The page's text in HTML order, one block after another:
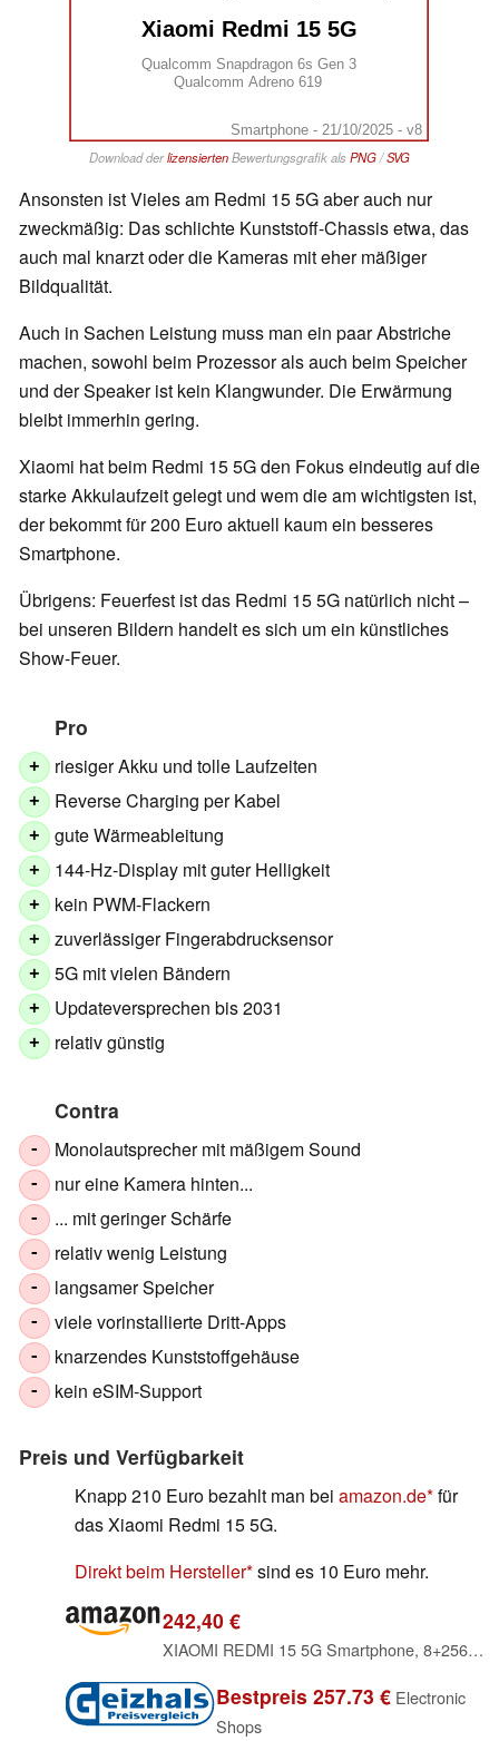
Xiaomi Redmi 15 5G
Qualcomm Snapdragon 6s Gen 3
Qualcomm Adreno 619
Smartphone - 21/10/2025 - v8
Download derlizensiertenBewertungsgrafik als PNG/SVG
Ansonsten ist Vieles am Redmi 15 5G aber auch nur
zweckmäßig: Das schlichte Kunststoff-Chassis etwa, das
auch mal knarzt oder die Kameras mit eher mäßiger
Bildqualität.
Auch in Sachen Leistung muss man ein paar Abstriche
machen, sowohl beim Prozessor als auch beim Speicher
und der Speaker ist kein Klangwunder. Die Erwärmung
bleibt immerhin gering.
Xiaomi hat beim Redmi 15 5G den Fokus eindeutig auf die
starke Akkulaufzeit gelegt und wem die am wichtigsten ist,
der bekommt für 200 Euro aktuell kaum ein besseres
Smartphone.
Übrigens: Feuerfest ist das Redmi 15 5G natürlich nicht –
bei unseren Bildern handelt es sich um ein künstliches
Show-Feuer.
Pro
+ riesiger Akku und tolle Laufzeiten
+ Reverse Charging per Kabel
+ gute Wärmeableitung
+ 144-Hz-Display mit guter Helligkeit
+ kein PWM-Flackern
+ zuverlässiger Fingerabdrucksensor
+ 5G mit vielen Bändern
+ Updateversprechen bis 2031
+ relativ günstig
Contra
- Monolautsprecher mit mäßigem Sound
- nur eine Kamera hinten...
- ... mit geringer Schärfe
- relativ wenig Leistung
- langsamer Speicher
- viele vorinstallierte Dritt-Apps
- knarzendes Kunststoffgehäuse
- kein eSIM-Support
Preis und Verfügbarkeit
Knapp 210 Euro bezahlt man bei amazon.de für
das Xiaomi Redmi 15 5G.
Direkt beim Hersteller sind es 10 Euro mehr.
242,40 €
XIAOMI REDMI 15 5G Smartphone, 8+256GB, 50MP Kamera, 7000mAh Akku, Schwarz
Bestpreis 257.73 € Electronic
Shops